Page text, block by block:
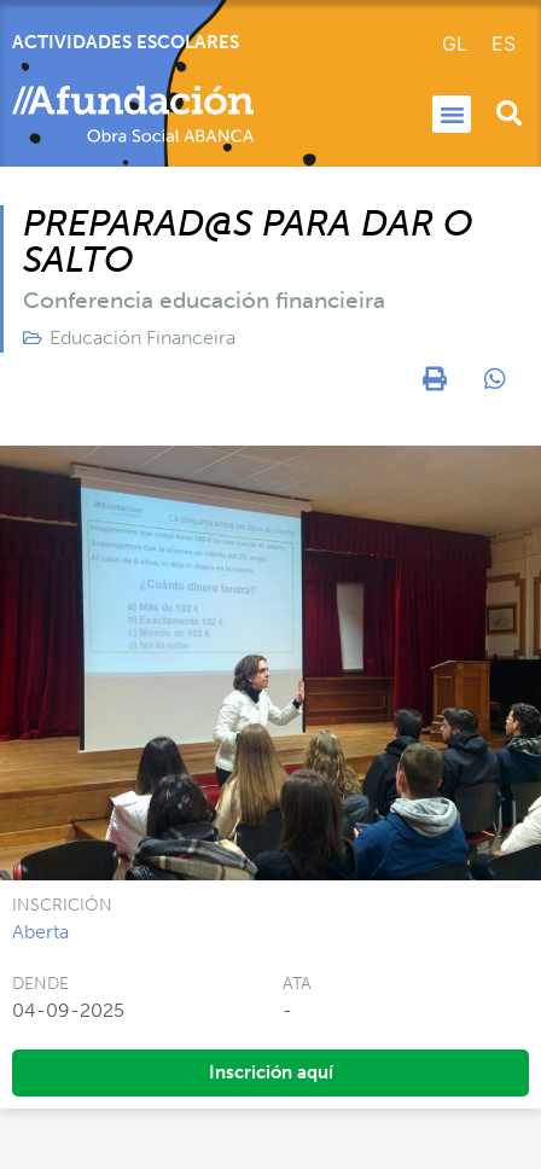
ACTIVIDADES ESCOLARES GL ES
PREPARAD@S PARA DAR O
SALTO
Conferencia educación financieira
Educación Financeira
INSCRICIÓN
Aberta
DENDE
04-09-2025
ATA
-
Inscrición aquí